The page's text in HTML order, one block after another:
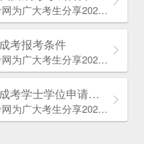
四川成人高考网​为广大考生分享2025年10月四川成考考试科目。为广大在职人员和社会人士提供学历提升的机会。更多四川成考考试信息，欢迎在线访问四川成人高考网。
考报考条件
四川成人高考网​为广大考生分享2025年‌‌‌‌四川成考报考条件。为广大在职人员和社会人士提供学历提升的机会。更多四川成考考试信息，欢迎在线访问四川成人高考网。
2025年‌‌‌‌四川成考学士学位申请条件
四川成人高考网​为广大考生分享2025年‌‌‌‌四川成考学士学位申请条件。为广大在职人员和社会人士提供学历提升的机会。更多四川成考考试信息，欢迎在线访问四川成人高考网。